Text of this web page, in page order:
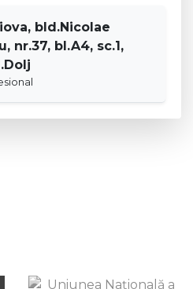
bld.Nicolae
nr.37, bl.A4, sc.1,